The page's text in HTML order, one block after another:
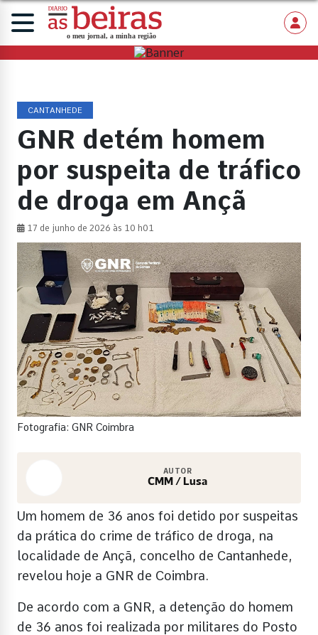
CANTANHEDE
GNR detém homem
por suspeita de tráfico
de droga em Ançã
17 de junho de 2026 às 10 h01
Fotografia: GNR Coimbra
AUTOR
CMM / Lusa
Um homem de 36 anos foi detido por suspeitas
da prática do crime de tráfico de droga, na
localidade de Ançã, concelho de Cantanhede,
revelou hoje a GNR de Coimbra.
De acordo com a GNR, a detenção do homem
de 36 anos foi realizada por militares do Posto